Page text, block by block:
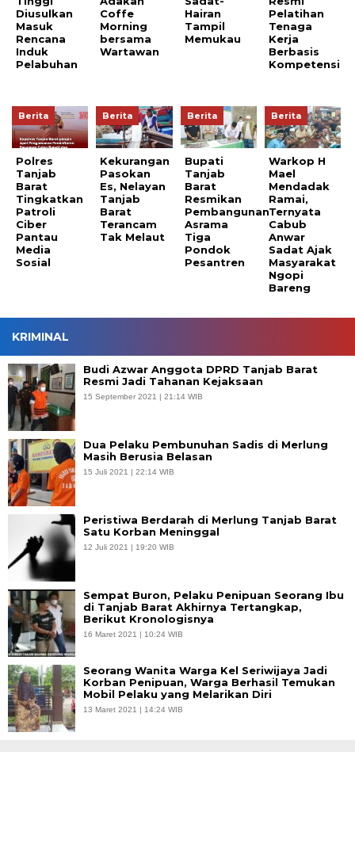
Diusulkan
Masuk
Rencana
Induk
Pelabuhan
Coffe
Morning
bersama
Wartawan
Hairan
Tampil
Memukau
Pelatihan
Tenaga
Kerja
Berbasis
Kompetensi
Berita
Polres
Tanjab
Barat
Tingkatkan
Patroli
Ciber
Pantau
Media
Sosial
Berita
Kekurangan
Pasokan
Es, Nelayan
Tanjab
Barat
Terancam
Tak Melaut
Berita
Bupati
Tanjab
Barat
Resmikan
Pembangunan
Asrama
Tiga
Pondok
Pesantren
Berita
Warkop H
Mael
Mendadak
Ramai,
Ternyata
Cabub
Anwar
Sadat Ajak
Masyarakat
Ngopi
Bareng
KRIMINAL
Budi Azwar Anggota DPRD Tanjab Barat
Resmi Jadi Tahanan Kejaksaan
15 September 2021 | 21:14 WIB
Dua Pelaku Pembunuhan Sadis di Merlung
Masih Berusia Belasan
15 Juli 2021 | 22:14 WIB
Peristiwa Berdarah di Merlung Tanjab Barat
Satu Korban Meninggal
12 Juli 2021 | 19:20 WIB
Sempat Buron, Pelaku Penipuan Seorang Ibu
di Tanjab Barat Akhirnya Tertangkap,
Berikut Kronologisnya
16 Maret 2021 | 10:24 WIB
Seorang Wanita Warga Kel Seriwijaya Jadi
Korban Penipuan, Warga Berhasil Temukan
Mobil Pelaku yang Melarikan Diri
13 Maret 2021 | 14:24 WIB